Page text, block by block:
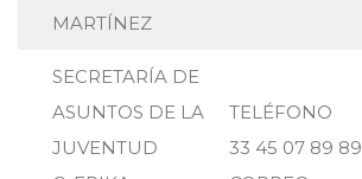
MARTÍNEZ
SECRETARÍA DE
ASUNTOS DE LA
JUVENTUD
TELÉFONO
33 45 07 89 89